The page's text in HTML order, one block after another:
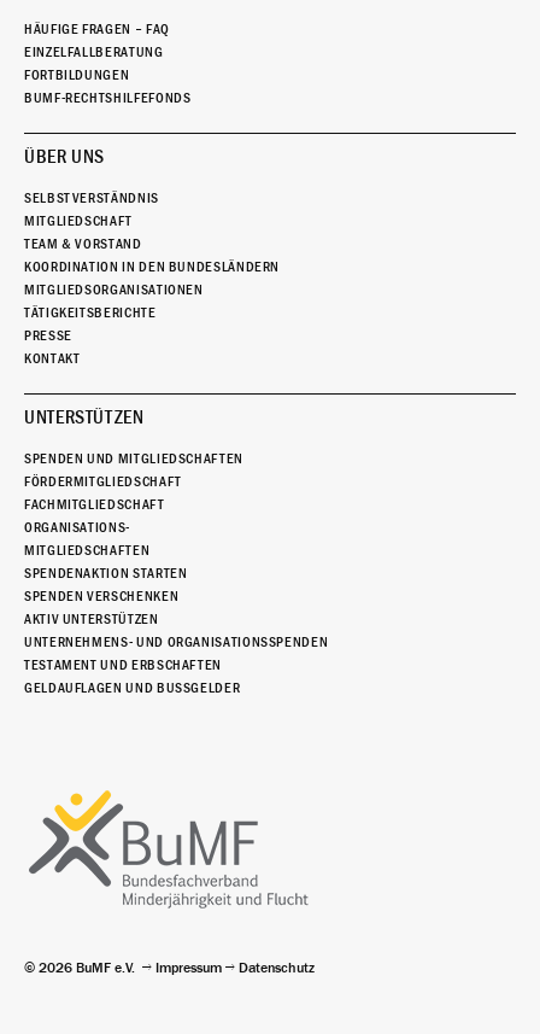
HÄUFIGE FRAGEN – FAQ
EINZELFALLBERATUNG
FORTBILDUNGEN
BUMF-RECHTSHILFEFONDS
ÜBER UNS
SELBSTVERSTÄNDNIS
MITGLIEDSCHAFT
TEAM & VORSTAND
KOORDINATION IN DEN BUNDESLÄNDERN
MITGLIEDSORGANISATIONEN
TÄTIGKEITSBERICHTE
PRESSE
KONTAKT
UNTERSTÜTZEN
SPENDEN UND MITGLIEDSCHAFTEN
FÖRDERMITGLIEDSCHAFT
FACHMITGLIEDSCHAFT
ORGANISATIONS-
MITGLIEDSCHAFTEN
SPENDENAKTION STARTEN
SPENDEN VERSCHENKEN
AKTIV UNTERSTÜTZEN
UNTERNEHMENS- UND ORGANISATIONSSPENDEN
TESTAMENT UND ERBSCHAFTEN
GELDAUFLAGEN UND BUSSGELDER
© 2026 BuMF e.V. Impressum Datenschutz